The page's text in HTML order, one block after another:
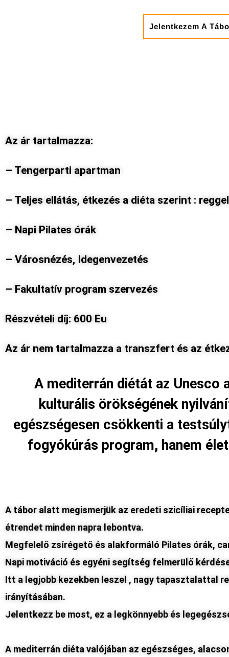
Jelentkezem A
Az ár tartalmazza:
– Tengerparti apartman
– Teljes ellátás, étkezés a diéta szerint :
– Napi Pilates órák
– Városnézés, Idegenvezetés
– Fakultatív program szervezés
Részvételi díj: 600 Eu
Az ár nem tartalmazza a transzfert és az
A mediterrán diétát az Unesco
kulturális örökségének
egészségesen csökkenti a
fogyókúrás program, hanem
A tábor alatt megismerjük az eredeti szicíliai
étrendet minden napra lebontva.
Megfelelő zsírégető és alakformáló Pilates órák,
Napi motiváció és egyéni segítség felmerülő
Itt a legjobb kezekben leszel , nagy tapasztalattal
irányításában.
Jelentkezz be most, ez a legkönnyebb és
A mediterrán diéta valójában az egészséges,